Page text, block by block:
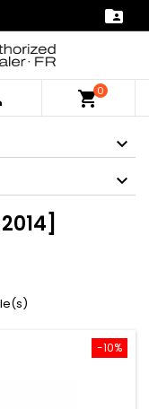

shopping_cart0
-10%